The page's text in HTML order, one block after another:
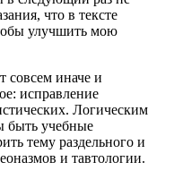
что в тексте
улучшить мою
совсем иначе и
исправление
Логическим
быть учебные
тему раздельного и
и тавтологии.